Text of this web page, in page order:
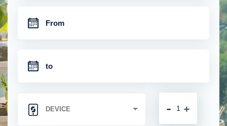
+
-